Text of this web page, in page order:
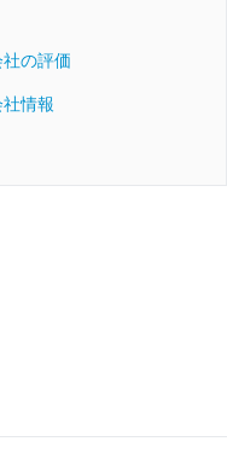
社の評価
社情報